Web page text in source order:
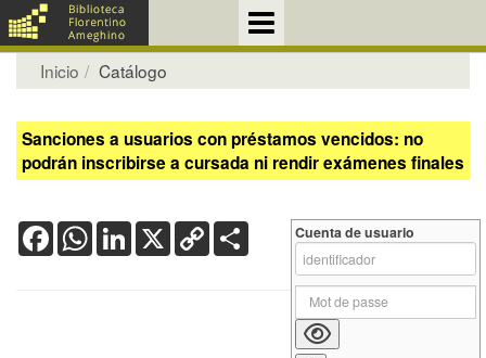
Inicio Catálogo
Sanciones a usuarios con préstamos vencidos: no
podrán inscribirse a cursada ni rendir exámenes finales
FacebookWhatsApp
LinkedIn
X Copy
Link
Cuenta de usuario